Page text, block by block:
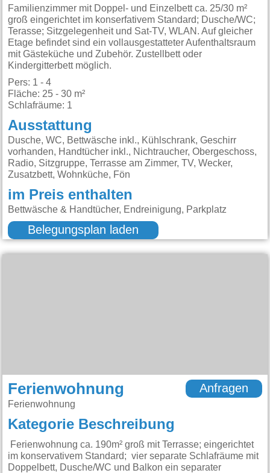
Familienzimmer mit Doppel- und Einzelbett ca. 25/30 m²
groß eingerichtet im konserfativem Standard; Dusche/WC;
Terasse; Sitzgelegenheit und Sat-TV, WLAN. Auf gleicher
Etage befindet sind ein vollausgestatteter Aufenthaltsraum
mit Gästeküche und Zubehör. Zustellbett oder
Kindergitterbett möglich.
Pers: 1 - 4
Fläche: 25 - 30 m²
Schlafräume: 1
Ausstattung
Dusche, WC, Bettwäsche inkl., Kühlschrank, Geschirr
vorhanden, Handtücher inkl., Nichtraucher, Obergeschoss,
Radio, Sitzgruppe, Terrasse am Zimmer, TV, Wecker,
Zusatzbett, Wohnküche, Fön
im Preis enthalten
Bettwäsche & Handtücher, Endreinigung, Parkplatz
Belegungsplan laden
Ferienwohnung
Ferienwohnung
Anfragen
Kategorie Beschreibung
Ferienwohnung ca. 190m² groß mit Terrasse; eingerichtet
im konservativem Standard; vier separate Schlafräume mit
Doppelbett, Dusche/WC und Balkon ein separater